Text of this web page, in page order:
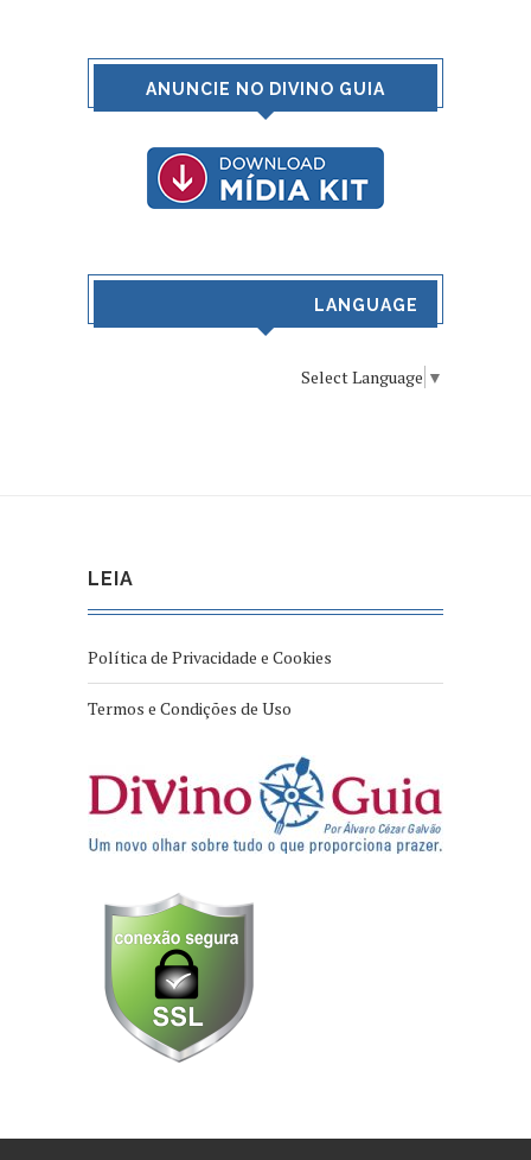
ANUNCIE NO DIVINO GUIA
LANGUAGE
Select Language ▼
LEIA
Política de Privacidade e Cookies
Termos e Condições de Uso